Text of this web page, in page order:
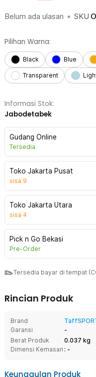
Belum ada ulasan • SKU
Pilihan Warna:
Black Blue
Transparent
Informasi Stok:
Jabodetabek
Gudang Online
Tersedia
Toko Jakarta Pusat
sisa 9
Toko Jakarta Utara
sisa 4
Pick n Go Bekasi
Pre-Order
Tersedia bayar di tempat
Rincian Produk
Brand
Garansi
-
Berat Produk
0.037 kg
Dimensi Kemasan : -
Keunggulan Produk